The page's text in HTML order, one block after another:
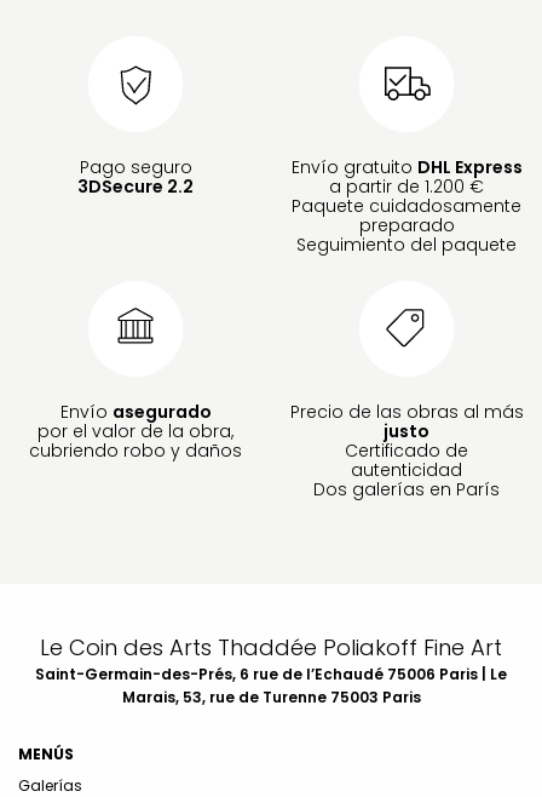
Pago seguro
3DSecure 2.2
Envío gratuito DHL Express
a partir de 1.200 €
Paquete cuidadosamente
preparado
Seguimiento del paquete
Envío asegurado
por el valor de la obra,
cubriendo robo y daños
Precio de las obras al más
justo
Certificado de
autenticidad
Dos galerías en París
Le Coin des Arts Thaddée Poliakoff Fine Art
Saint-Germain-des-Prés, 6 rue de l’Echaudé 75006 Paris | Le
Marais, 53, rue de Turenne 75003 Paris
MENÚS
Galerías